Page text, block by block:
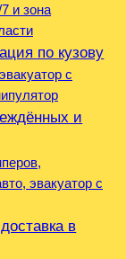
и зона
по кузову
с
и
эвакуатор с
в